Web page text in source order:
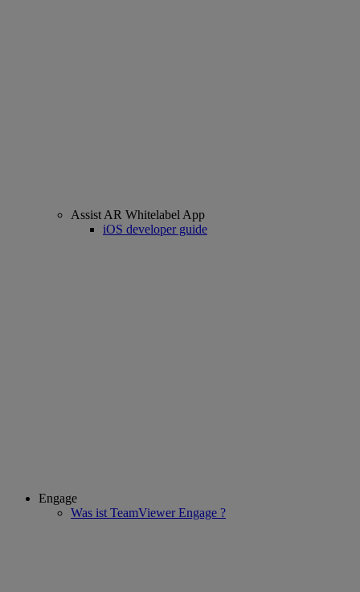
Assist AR Whitelabel App
iOS developer guide
Engage
Was ist TeamViewer Engage ?